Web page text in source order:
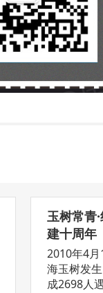
玉树常青
建十周年
2010年4
海玉树发
成2698人